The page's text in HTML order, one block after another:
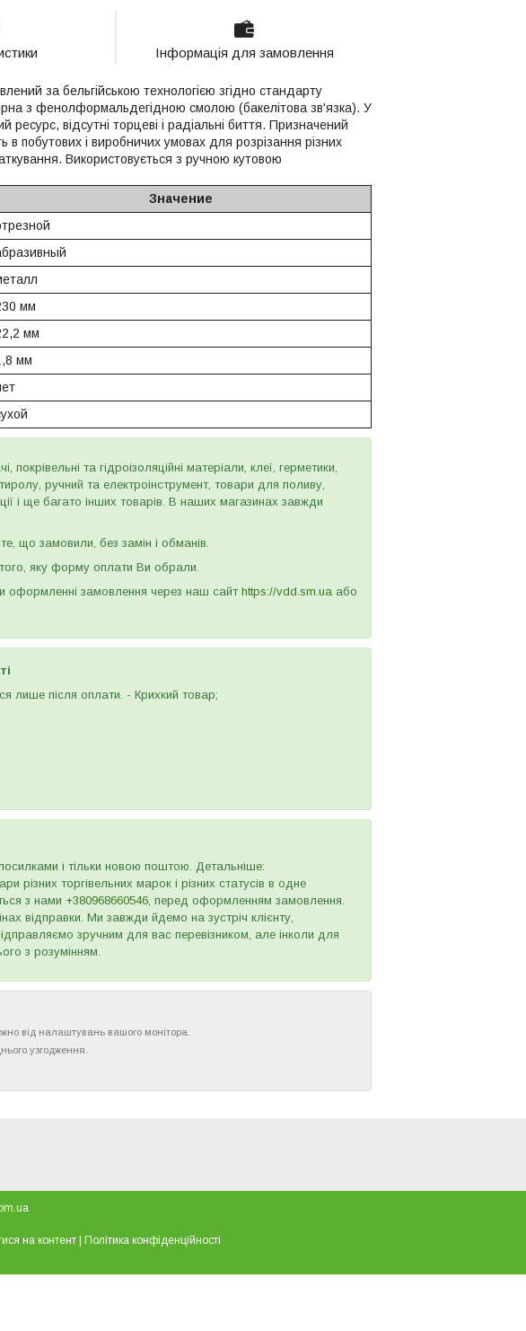
Інформація для замовлення
за бельгійською технологією згідно стандарту
з фенолформальдегідною смолою (бакелітова зв'язка). У
відсутні торцеві і радіальні биття. Призначений
в побутових і виробничих умовах для розрізання різних
Використовується з ручною кутовою
Значение
мм
мм
мм
та гідроізоляційні матеріали, клеї, герметики,
ручний та електроінструмент, товари для поливу,
і ще багато інших товарів. В наших магазинах завжди
що замовили, без замін і обманів.
яку форму оплати Ви обрали.
оформленні замовлення через наш сайт https://vdd.sm.ua або
лише після оплати. - Крихкий товар;
і тільки новою поштою. Детальніше:
різних торгівельних марок і різних статусів в одне
з нами +380968660546, перед оформленням замовлення.
відправки. Ми завжди йдемо на зустріч клієнту,
зручним для вас перевізником, але інколи для
з розумінням.
від налаштувань вашого монітора.
узгодження.
на контент
Політика конфіденційності